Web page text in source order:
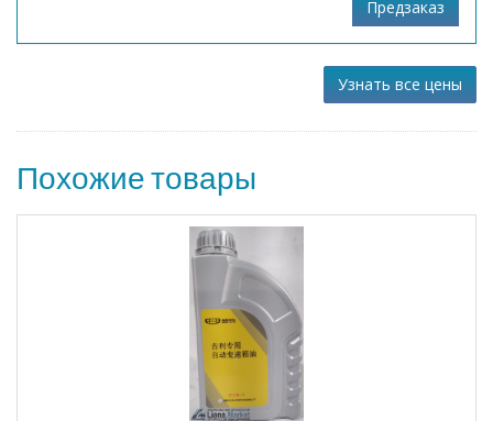
Узнать все цены
Похожие товары